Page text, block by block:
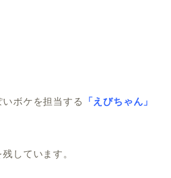
ボケを担当する
「えびちゃん」
しています。